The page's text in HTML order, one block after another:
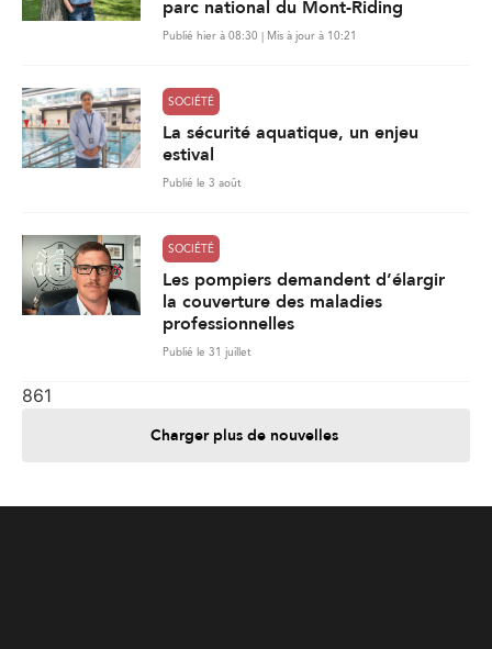
Publié le 3 août
Les pompiers demandent d’élargir
la couverture des maladies
professionnelles
Publié le 31 juillet
Charger plus de nouvelles
Je contribue